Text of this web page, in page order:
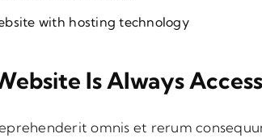
with hosting technology
Is Always
omnis et rerum